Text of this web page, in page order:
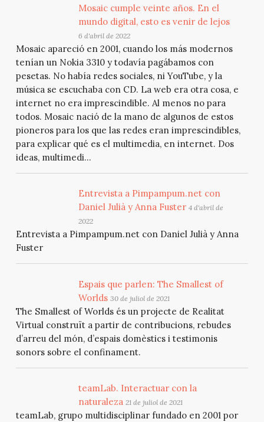
Mosaic cumple veinte años. En el
mundo digital, esto es venir de lejos
6 d'abril de 2022
Mosaic apareció en 2001, cuando los más modernos
tenían un Nokia 3310 y todavía pagábamos con
pesetas. No había redes sociales, ni YouTube, y la
música se escuchaba con CD. La web era otra cosa, e
internet no era imprescindible. Al menos no para
todos. Mosaic nació de la mano de algunos de estos
pioneros para los que las redes eran imprescindibles,
para explicar qué es el multimedia, en internet. Dos
ideas, multimedi...
Entrevista a Pimpampum.net con
Daniel Julià y Anna Fuster 4 d'abril de
2022
Entrevista a Pimpampum.net con Daniel Julià y Anna
Fuster
Espais que parlen: The Smallest of
Worlds 30 de juliol de 2021
The Smallest of Worlds és un projecte de Realitat
Virtual construït a partir de contribucions, rebudes
d’arreu del món, d’espais domèstics i testimonis
sonors sobre el confinament.
teamLab. Interactuar con la
naturaleza 21 de juliol de 2021
teamLab, grupo multidisciplinar fundado en 2001 por